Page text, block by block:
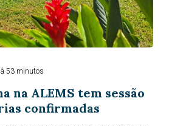
53 minutos
na ALEMS tem sessão
confirmadas